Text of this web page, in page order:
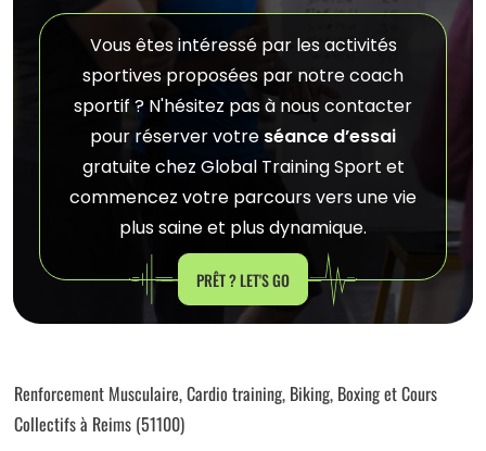
Vous êtes intéressé par les activités
sportives proposées par notre coach
sportif ? N'hésitez pas à nous contacter
pour réserver votreséance d’essai
gratuite chez Global Training Sport et
commencez votre parcours vers une vie
plus saine et plus dynamique.
PRÊT ? LET'S GO
Renforcement Musculaire, Cardio training, Biking, Boxing et Cours
Collectifs à Reims (51100)